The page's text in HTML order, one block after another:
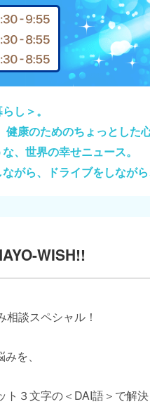
し＞。
康のためのちょっとし
、世界の幸せニュース。
がら、ドライブをしなが
WISH!!
談スペシャル！
を、
ト３文字の＜DAI語＞で解